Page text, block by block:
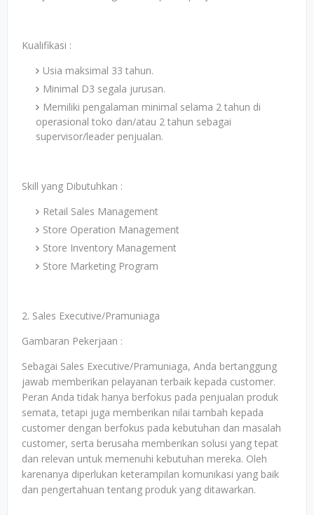
Kualifikasi :
Usia maksimal 33 tahun.
Minimal D3 segala jurusan.
Memiliki pengalaman minimal selama 2 tahun di
operasional toko dan/atau 2 tahun sebagai
supervisor/leader penjualan.
Skill yang Dibutuhkan :
Retail Sales Management
Store Operation Management
Store Inventory Management
Store Marketing Program
2. Sales Executive/Pramuniaga
Gambaran Pekerjaan :
Sebagai Sales Executive/Pramuniaga, Anda bertanggung
jawab memberikan pelayanan terbaik kepada customer.
Peran Anda tidak hanya berfokus pada penjualan produk
semata, tetapi juga memberikan nilai tambah kepada
customer dengan berfokus pada kebutuhan dan masalah
customer, serta berusaha memberikan solusi yang tepat
dan relevan untuk memenuhi kebutuhan mereka. Oleh
karenanya diperlukan keterampilan komunikasi yang baik
dan pengertahuan tentang produk yang ditawarkan.